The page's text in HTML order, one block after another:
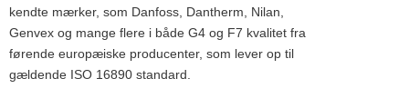
kendte mærker, som Danfoss, Dantherm, Nilan,
Genvex og mange flere i både G4 og F7 kvalitet fra
førende europæiske producenter, som lever op til
gældende ISO 16890 standard.